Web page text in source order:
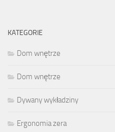
KATEGORIE
Dom wnętrze
Dom wnętrze
Dywany wykładziny
Ergonomia zera